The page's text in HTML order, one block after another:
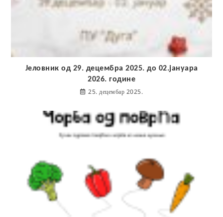
Јеловник од 29. децембра 2025. до 02.јануара
2026. године
25. децембар 2025.